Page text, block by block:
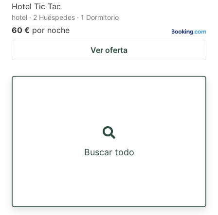
Hotel Tic Tac
hotel · 2 Huéspedes · 1 Dormitorio
60 € por noche
Ver oferta
Buscar todo